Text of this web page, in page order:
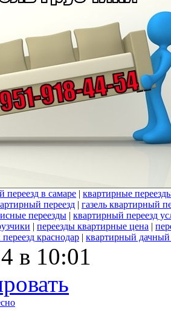
переезд в самаре | квартирные
переезд | газель квартирный
переезды | квартирный переезд
| переезды квартирные цена |
краснодар | квартирный дачный
в 10:01